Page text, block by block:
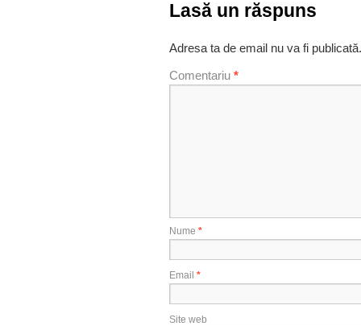
Lasă un răspuns
Adresa ta de email nu va fi publicată.
Comentariu *
Nume *
Email *
Site web